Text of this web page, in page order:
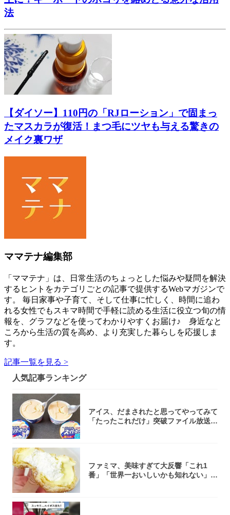
法
【ダイソー】110円の「RJローション」で固まっ
たマスカラが復活！まつ毛にツヤも与える驚きの
メイク裏ワザ
ママテナ編集部
「ママテナ」は、日常生活のちょっとした悩みや疑問を解決
するヒントをカテゴリごとの記事で提供するWebマガジンで
す。 毎日家事や子育て、そして仕事に忙しく、時間に追わ
れる女性でもスキマ時間で手軽に読める生活に役立つ旬の情
報を、グラフなどを使ってわかりやすくお届け♪ 身近なと
ころから生活の質を高め、より充実した暮らしを応援しま
す。
記事一覧を見る >
人気記事ランキング
アイス、だまされたと思ってやってみて
「たったこれだけ」突破ファイル放送で
ファミマ、美味すぎて大反響「これ1
番」「世界一おいしいかも知れない」